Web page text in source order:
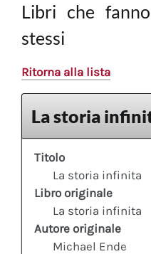
Libri che
stessi
Ritorna alla lista
La storia
Titolo
La storia infinita
Libro originale
La storia infinita
Autore originale
Michael Ende